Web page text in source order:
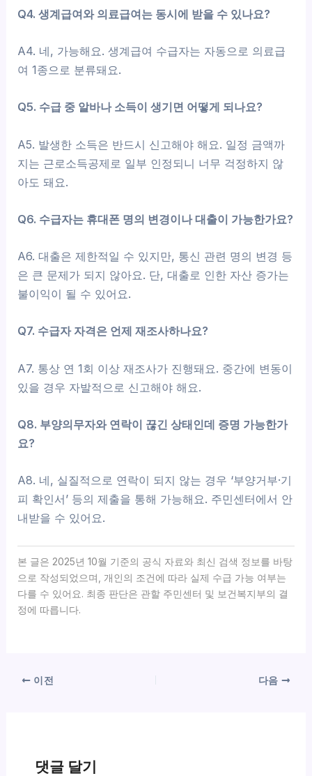
Q4. 생계급여와 의료급여는 동시에 받을 수 있나요?
A4. 네, 가능해요. 생계급여 수급자는 자동으로 의료급
여 1종으로 분류돼요.
Q5. 수급 중 알바나 소득이 생기면 어떻게 되나요?
A5. 발생한 소득은 반드시 신고해야 해요. 일정 금액까
지는 근로소득공제로 일부 인정되니 너무 걱정하지 않
아도 돼요.
Q6. 수급자는 휴대폰 명의 변경이나 대출이 가능한가요?
A6. 대출은 제한적일 수 있지만, 통신 관련 명의 변경 등
은 큰 문제가 되지 않아요. 단, 대출로 인한 자산 증가는
불이익이 될 수 있어요.
Q7. 수급자 자격은 언제 재조사하나요?
A7. 통상 연 1회 이상 재조사가 진행돼요. 중간에 변동이
있을 경우 자발적으로 신고해야 해요.
Q8. 부양의무자와 연락이 끊긴 상태인데 증명 가능한가
요?
A8. 네, 실질적으로 연락이 되지 않는 경우 ‘부양거부·기
피 확인서’ 등의 제출을 통해 가능해요. 주민센터에서 안
내받을 수 있어요.
본 글은 2025년 10월 기준의 공식 자료와 최신 검색 정보를 바탕
으로 작성되었으며, 개인의 조건에 따라 실제 수급 가능 여부는
다를 수 있어요. 최종 판단은 관할 주민센터 및 보건복지부의 결
정에 따릅니다.
이전 다음
댓글 달기